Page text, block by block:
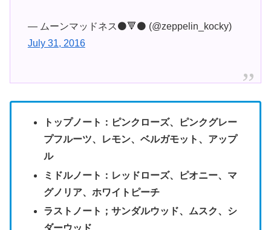
— ムーンマッドネス⚫️🔻⚫️ (@zeppelin_kocky)
July 31, 2016
トップノート：ピンクローズ、ピンクグレー
プフルーツ、レモン、ベルガモット、アップ
ル
ミドルノート：レッドローズ、ピオニー、マ
グノリア、ホワイトピーチ
ラストノート；サンダルウッド、ムスク、シ
ダーウッド